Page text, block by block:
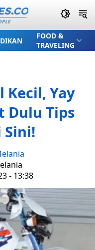
FOOD &
TRAVELING
Kecil, Yay
Dulu Tips
Sini!
- 13:38